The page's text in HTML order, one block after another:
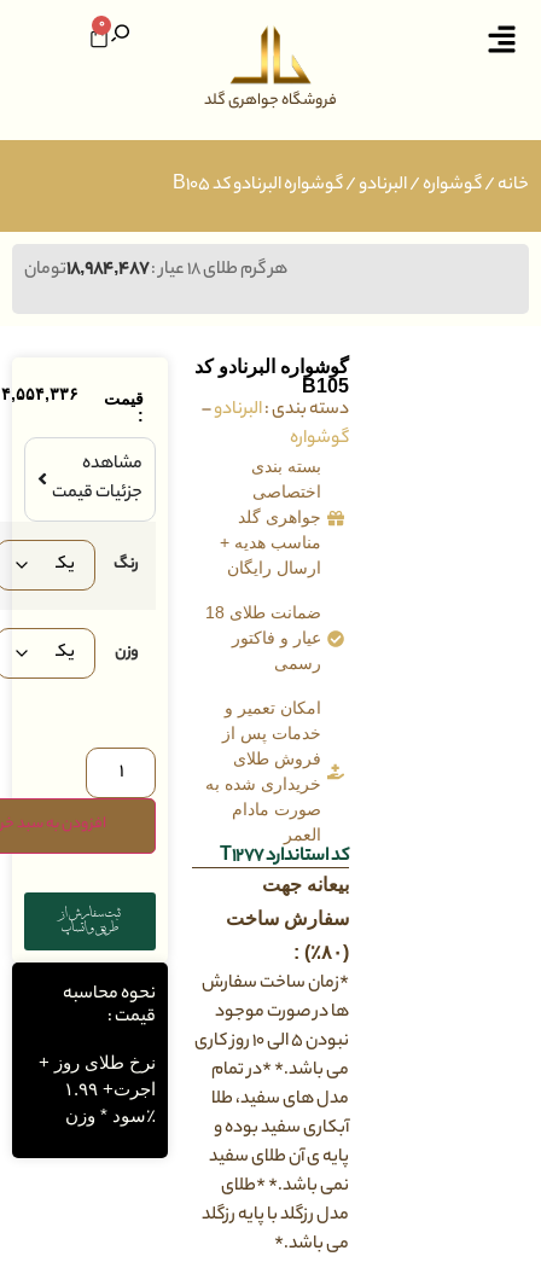
فروشگاه جواهری گلد
/البرنادو/ گوشواره البرنادو کد B105
تومان۱۸,۹۸۴,۴۸۷ هر گرم طلای ۱۸ عیار :
۱۰۴,۵۵۴,۳۳۶ تومان
:
جزئیات قیمت
افزودن به سبد خرید
نحوه محاسبه
قیمت :
نرخ طلای روز +
اجرت+ ۱.۹۹
٪سود * وزن
گوشواره البرنادو کد
دسته بندی :البرنادو–
بسته بندی
اختصاصی
جواهری گلد
مناسب هدیه +
ارسال رایگان
ضمانت طلای 18
عیار و فاکتور
امکان تعمیر و
خدمات پس از
فروش طلای
خریداری شده به
صورت مادام
کد استاندارد T1277
بیعانه جهت
سفارش ساخت
*زمان ساخت سفارش
ها در صورت موجود
نبودن ۵ الی ۱۰ روز کاری
می باشد.* *در تمام
مدل های سفید، طلا
آبکاری سفید بوده و
پایه ی آن طلای سفید
نمی باشد.* *طلای
مدل رزگلد با پایه رزگلد
می باشد.*